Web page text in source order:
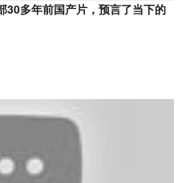
30多年前国产片，预言了当下的